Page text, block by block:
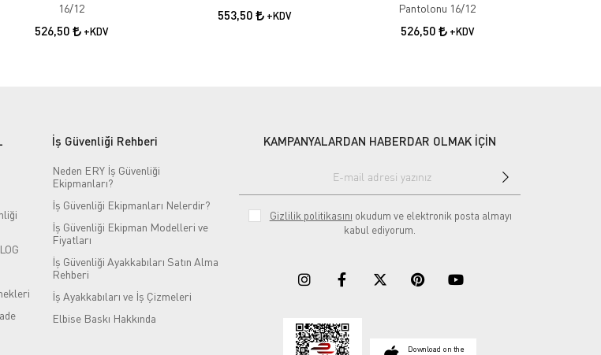
16/12
526,50 +KDV
553,50 +KDV
Pantolonu 16/12
526,50 +KDV
İş Güvenliği Rehberi
Neden ERY İş Güvenliği
Ekipmanları?
İş Güvenliği Ekipmanları Nelerdir?
İş Güvenliği Ekipman Modelleri ve
Fiyatları
İş Güvenliği Ayakkabıları Satın Alma
Rehberi
İş Ayakkabıları ve İş Çizmeleri
Elbise Baskı Hakkında
KAMPANYALARDAN HABERDAR OLMAK İÇİN
Gizlilik politikasını okudum ve elektronik posta almayı
kabul ediyorum.
Download on the